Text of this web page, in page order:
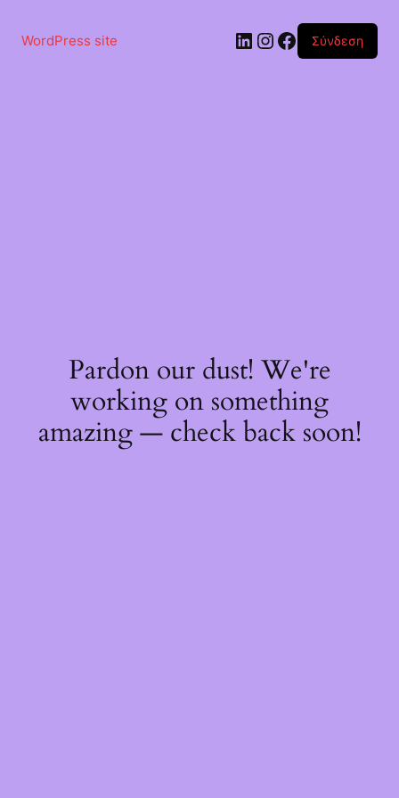
περιεχόμενο
WordPress site Linkedin
Instagram
Facebook
Σύνδεση
Pardon our dust! We're
working on something
amazing — check back soon!